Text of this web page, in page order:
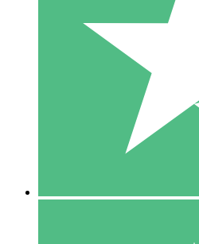
Payez à l'utilisation avec des
1
10